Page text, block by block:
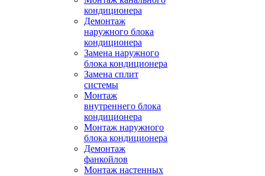
кондиционера
Демонтаж
наружного блока
кондиционера
Замена наружного
блока кондиционера
Замена сплит
системы
Монтаж
внутреннего блока
кондиционера
Монтаж наружного
блока кондиционера
Демонтаж
фанкойлов
Монтаж настенных